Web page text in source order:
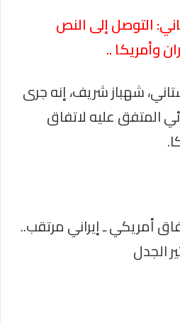
التوصل إلى النص
وأمريكا ..
شهباز شريف، إنه جرى
المتفق عليه لاتفاق
أمريكي ـ إيراني مرتقب..